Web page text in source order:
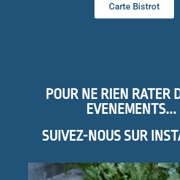
Carte Bistrot
POUR NE RIEN RATER
EVENEMENTS...
SUIVEZ-NOUS SUR